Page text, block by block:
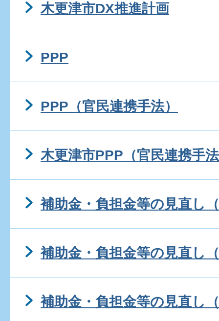
木更津市DX推進計画
PPP
PPP（官民連携手法）
木更津市PPP（官民連携手
補助金・負担金等の見直し
補助金・負担金等の見直し
補助金・負担金等の見直し